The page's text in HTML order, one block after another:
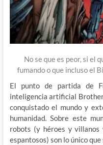
No se que es peor, si el
fumando o que incluso el
El punto de partida de
inteligencia artificial
conquistado el mundo y
humanidad. Sobre este
robots (y héroes y villanos
espantosos) son lo único